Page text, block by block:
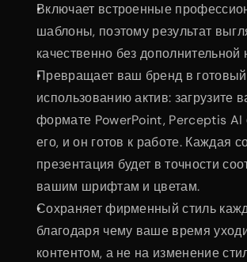
Включает встроенные
шаблоны, поэтому результат
качественно без дополнительной
Превращает ваш бренд в
использованию актив: загрузите
формате PowerPoint, Perceptis AI
его, и он готов к работе. Каждая
презентация будет в точности
вашим шрифтам и цветам.
Сохраняет фирменный стиль
благодаря чему ваше время
контентом, а не на изменение